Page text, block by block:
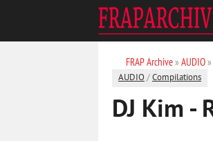
FRAP Archive» AUDIO
AUDIO /Compilations
DJ Kim -